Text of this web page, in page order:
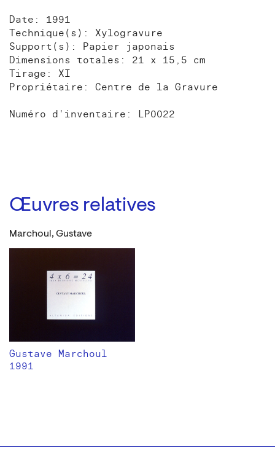
Date: 1991
Technique(s): Xylogravure
Support(s): Papier japonais
Dimensions totales: 21 x 15,5 cm
Tirage: XI
Propriétaire: Centre de la Gravure
Numéro d'inventaire: LP0022
Œuvres relatives
Marchoul, Gustave
Gustave Marchoul
1991